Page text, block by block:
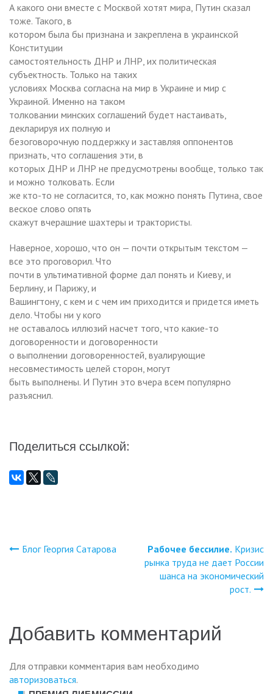
А какого они вместе с Москвой хотят мира, Путин сказал
тоже. Такого, в
котором была бы признана и закреплена в украинской
Конституции
самостоятельность ДНР и ЛНР, их политическая
субъектность. Только на таких
условиях Москва согласна на мир в Украине и мир с
Украиной. Именно на таком
толковании минских соглашений будет настаивать,
декларируя их полную и
безоговорочную поддержку и заставляя оппонентов
признать, что соглашения эти, в
которых ДНР и ЛНР не предусмотрены вообще, только так
и можно толковать. Если
же кто-то не согласится, то, как можно понять Путина, свое
веское слово опять
скажут вчерашние шахтеры и трактористы.
Наверное, хорошо, что он — почти открытым текстом —
все это проговорил. Что
почти в ультимативной форме дал понять и Киеву, и
Берлину, и Парижу, и
Вашингтону, с кем и с чем им приходится и придется иметь
дело. Чтобы ни у кого
не оставалось иллюзий насчет того, что какие-то
договоренности и договоренности
о выполнении договоренностей, вуалирующие
несовместимость целей сторон, могут
быть выполнены. И Путин это вчера всем популярно
разъяснил.
Поделиться ссылкой:
Навигация
записям
Блог Георгия Сатарова Рабочее бессилие. Кризис
рынка труда не дает России
шанса на экономический
рост.
Добавить комментарий
Для отправки комментария вам необходимо
авторизоваться.